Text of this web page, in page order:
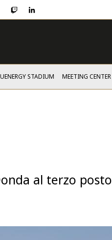
twitchlinkedin
STADIUM MEETING CENTER
al terzo posto